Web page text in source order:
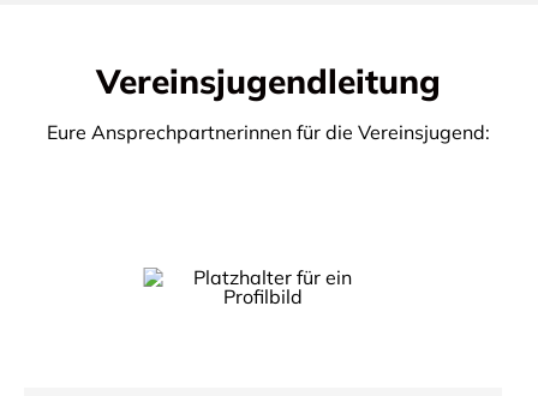
Vereinsjugendleitung
Eure Ansprechpartnerinnen für die Vereinsjugend: